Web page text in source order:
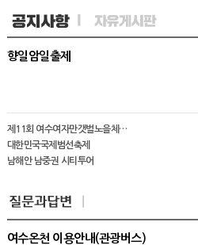
향일암일출제
제11회 여수여자만갯벌노을체…
대한민국국제범선축제
남해안 남중권 시티투어
여수온천 이용안내(관광버스)